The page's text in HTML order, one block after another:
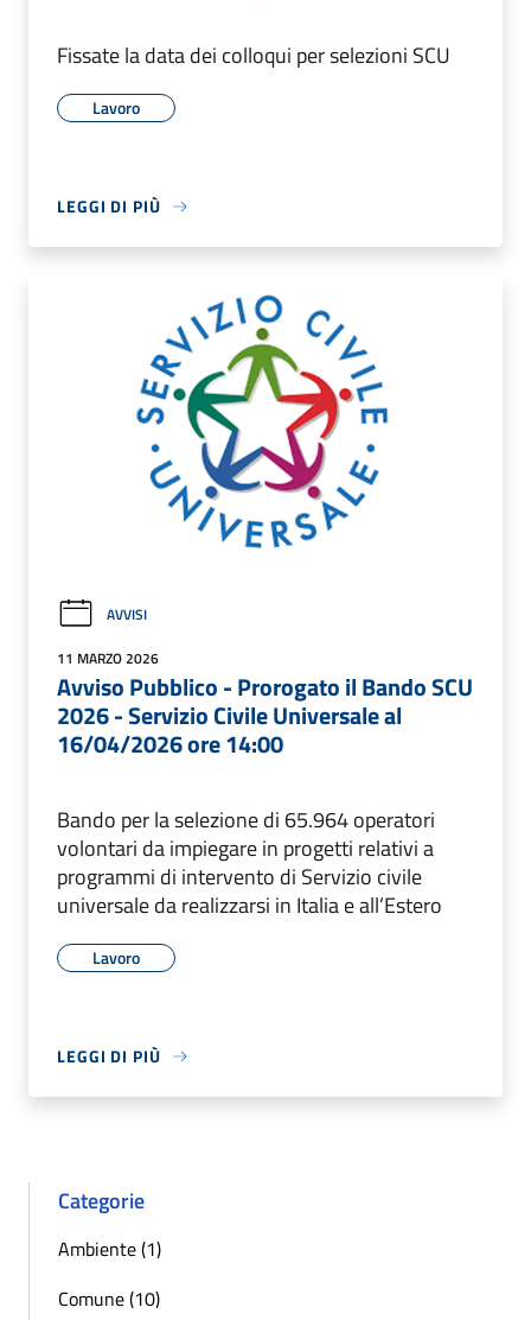
Fissate la data dei colloqui per selezioni SCU
Lavoro
LEGGI DI PIÙ
AVVISI
11 MARZO 2026
Avviso Pubblico - Prorogato il Bando SCU
2026 - Servizio Civile Universale al
16/04/2026 ore 14:00
Bando per la selezione di 65.964 operatori
volontari da impiegare in progetti relativi a
programmi di intervento di Servizio civile
universale da realizzarsi in Italia e all’Estero
Lavoro
LEGGI DI PIÙ
Categorie
Ambiente (1)
Comune (10)